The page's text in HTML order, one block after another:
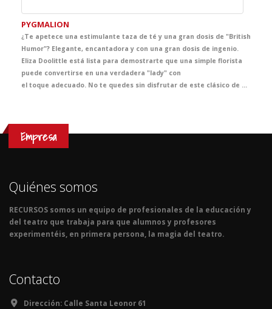
PYGMALION
¿Te apetece una estimulante taza de té y una gran dosis de "British
Humor"? Elegante, encantadora y con una gran dosis de ingenio.
Eliza Doolittle está lista para demostrarte que una simple florista
puede convertirse en una verdadera "lady" con
el toque adecuado. No te quedes sin disfrutar de este clásico de Broadway inspirado en el gran George Bernard Shaw que transportará a tus alumnos a la Inglaterra eduardiana en la lección de Inglés más emocionante del curso.
Empresa
Quiénes somos
RECURSOS somos un equipo de profesionales de la educación y
del teatro que trabaja para que alumnos y profesores
experimentéis, en primera persona, la magia del teatro.
Contacto
Dirección: Calle Santa Leonor 61